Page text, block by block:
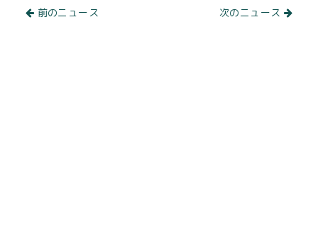
前のニュース 次のニュース